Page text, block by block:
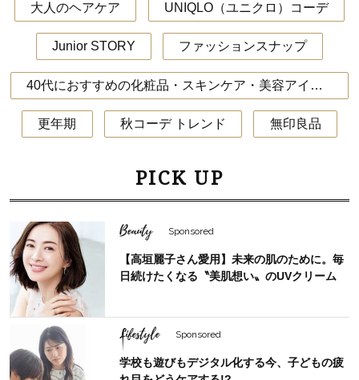
大人のヘアケア UNIQLO（ユニクロ）コーデ
Junior STORY ファッションスナップ
40代におすすめの化粧品・スキンケア・美容アイテム
更年期 秋コーデ トレンド 無印良品
PICK UP
Beauty Sponsored
【高垣麗子さん愛用】未来の肌のために。毎
日続けたくなる〝美肌想い〟のUVクリーム
Lifestyle Sponsored
学校も遊びもデジタル化する今、子どもの疲